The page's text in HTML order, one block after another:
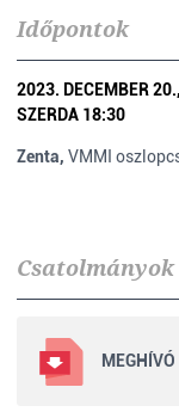
Időpontok
2023. DECEMBER
SZERDA 18:30
Zenta, VMMI
Csatolmányok
MEGHÍVÓ